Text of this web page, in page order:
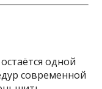
остаётся одной
современной